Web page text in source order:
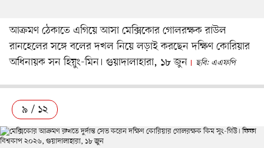
আক্রমণ ঠেকাতে এগিয়ে আসা মেক্সিকোর গোলরক্ষক রাউল
রানহেলের সঙ্গে বলের দখল নিয়ে লড়াই করছেন দক্ষিণ কোরিয়ার
অধিনায়ক সন হিয়ুং-মিন। গুয়াদালাহারা, ১৮ জুন
ছবি: এএফপি
৯ / ১২